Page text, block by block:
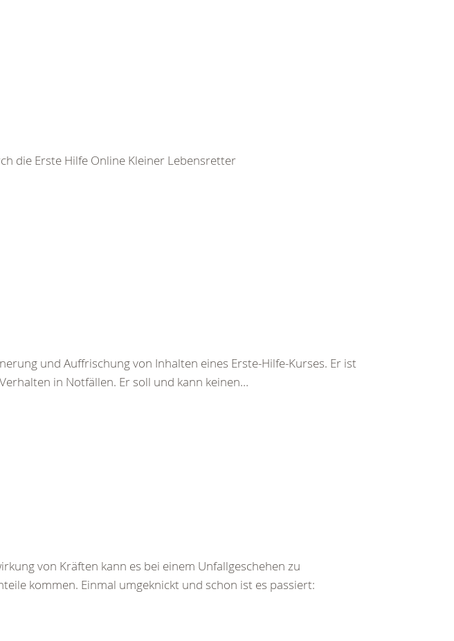
die Erste Hilfe Online Kleiner Lebensretter
und Auffrischung von Inhalten eines Erste-Hilfe-Kurses. Er ist
in Notfällen. Er soll und kann keinen…
von Kräften kann es bei einem Unfallgeschehen zu
kommen. Einmal umgeknickt und schon ist es passiert: